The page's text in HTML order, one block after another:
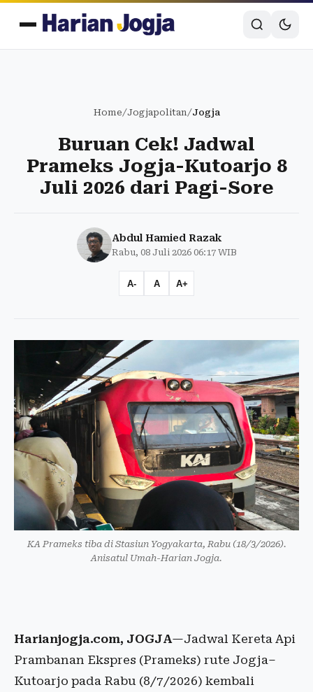
Home/Jogjapolitan/Jogja
Buruan Cek! Jadwal
Prameks Jogja-Kutoarjo 8
Juli 2026 dari Pagi-Sore
Abdul Hamied Razak
Rabu, 08 Juli 2026 06:17 WIB
A- A A+
KA Prameks tiba di Stasiun Yogyakarta, Rabu (18/3/2026).
Anisatul Umah-Harian Jogja.
Harianjogja.com, JOGJA—Jadwal Kereta Api
Prambanan Ekspres (Prameks) rute Jogja–
Kutoarjo pada Rabu (8/7/2026) kembali